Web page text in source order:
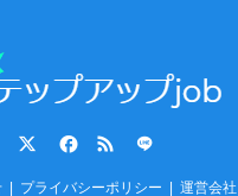
LINE
プライバシーポリシー
運営会社